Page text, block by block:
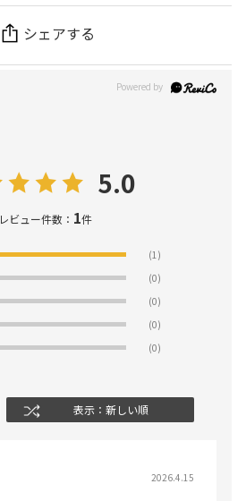
シェアする
5.0
レビュー件数： 1件
(1)
(0)
(0)
(0)
(0)
表示：新しい順
2026.4.15